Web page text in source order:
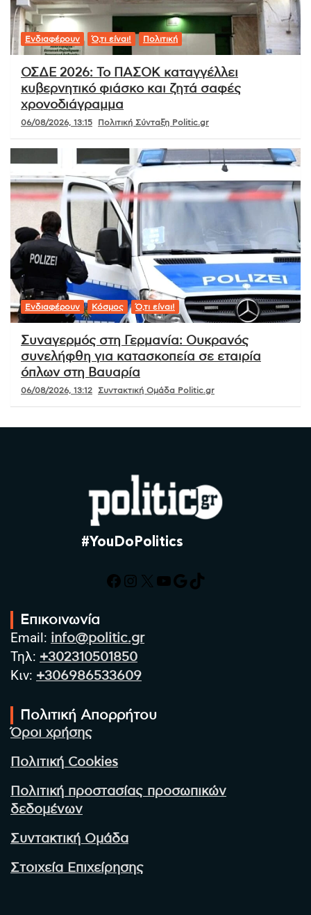
Ενδιαφέρουν Ό,τι είναι! Πολιτική
ΟΣΔΕ 2026: Το ΠΑΣΟΚ καταγγέλλει
κυβερνητικό φιάσκο και ζητά σαφές
χρονοδιάγραμμα
06/08/2026, 13:15 Πολιτική Σύνταξη Politic.gr
Ενδιαφέρουν Κόσμος Ό,τι είναι!
Συναγερμός στη Γερμανία: Ουκρανός
συνελήφθη για κατασκοπεία σε εταιρία
όπλων στη Βαυαρία
06/08/2026, 13:12 Συντακτική Ομάδα Politic.gr
#YouDoPolitics
Facebook
Instagram
X YouTube
Google
TikTok
Επικοινωνία
Email: info@politic.gr
Τηλ: +302310501850
Κιν: +306986533609
Πολιτική Απορρήτου
Όροι χρήσης
Πολιτική Cookies
Πολιτική προστασίας προσωπικών
δεδομένων
Συντακτική Ομάδα
Στοιχεία Επιχείρησης